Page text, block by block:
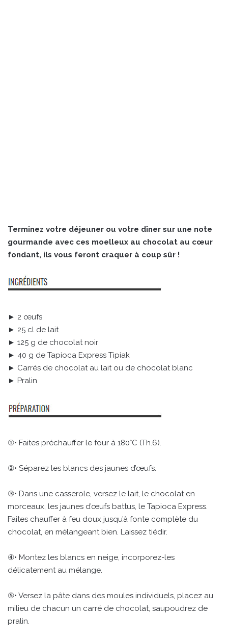
Terminez votre déjeuner ou votre dîner sur une note
gourmande avec ces moelleux au chocolat au cœur
fondant, ils vous feront craquer à coup sûr !
► 2 œufs
► 25 cl de lait
► 125 g de chocolat noir
► 40 g de Tapioca Express Tipiak
► Carrés de chocolat au lait ou de chocolat blanc
► Pralin
①• Faites préchauffer le four à 180°C (Th.6).
②• Séparez les blancs des jaunes d’œufs.
③• Dans une casserole, versez le lait, le chocolat en
morceaux, les jaunes d’œufs battus, le Tapioca Express.
Faites chauffer à feu doux jusqu’à fonte complète du
chocolat, en mélangeant bien. Laissez tiédir.
④• Montez les blancs en neige, incorporez-les
délicatement au mélange.
⑤• Versez la pâte dans des moules individuels, placez au
milieu de chacun un carré de chocolat, saupoudrez de
pralin.